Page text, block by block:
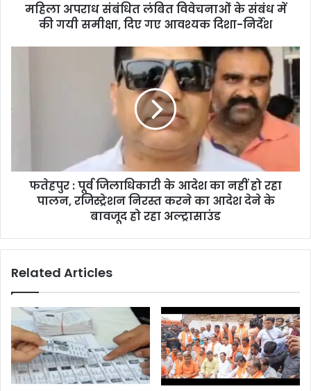
महिला अपराध संबंधित लंबित विवेचनाओं के संबंध में
की गयी समीक्षा, दिए गए आवश्यक दिशा-निर्देश
फतेहपुर : पूर्व जिलाधिकारी के आदेश का नहीं हो रहा
पालन, रजिस्ट्रेशन निरस्त करने का आदेश देने के
बावजूद हो रहा अल्ट्रासाउंड
Related Articles